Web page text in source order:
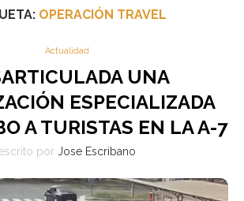
OPERACIÓN TRAVEL
Actualidad
UNA
ESPECIALIZADA
A TURISTAS EN LA A-7
por Jose Escribano